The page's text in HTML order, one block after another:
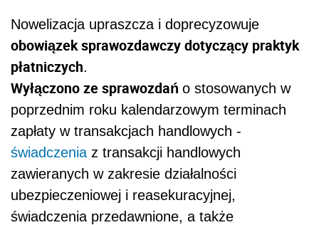
Nowelizacja upraszcza i doprecyzowuje
obowiązek sprawozdawczy dotyczący praktyk
płatniczych.
Wyłączono ze sprawozdań o stosowanych w
poprzednim roku kalendarzowym terminach
zapłaty w transakcjach handlowych -
świadczenia z transakcji handlowych
zawieranych w zakresie działalności
ubezpieczeniowej i reasekuracyjnej,
świadczenia przedawnione, a także